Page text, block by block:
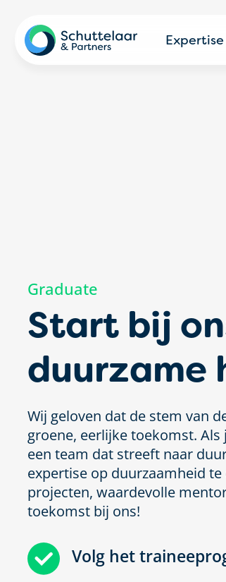
Expertise
Graduate
Start bij
duurzame
Wij geloven dat de stem van
groene, eerlijke toekomst.
een team dat streeft naar
expertise op duurzaamheid
projecten, waardevolle
toekomst bij ons!
Volg het